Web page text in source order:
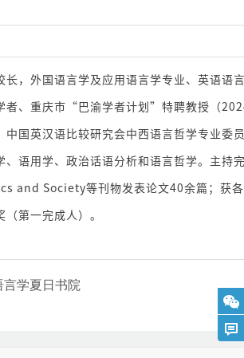
长，外国语言学及应用语言学专业、英语
者、重庆市“巴渝学者计划”特聘教授（
中国英汉语比较研究会中西语言哲学专业
、语用学、政治话语分析和语言哲学。主
and Society等刊物发表论文40余篇；获
第一完成人）。
学夏日书院